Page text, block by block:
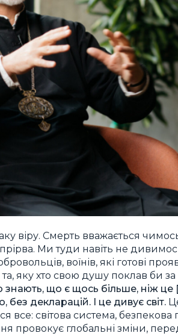
віру. Смерть вважається
Ми туди навіть не
воїнів, які готові
яку хто свою душу поклав би за
знають, що є щось більше, ніж
декларацій. І це дивує світ.
світова система, безпекова
провокує глобальні зміни,